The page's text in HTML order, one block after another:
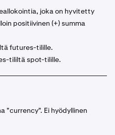
joka on hyvitetty
positiivinen (+) summa
futures-tilille.
tililtä spot-tilille.
"currency". Ei hyödyllinen